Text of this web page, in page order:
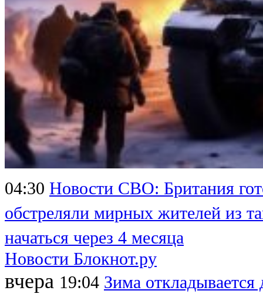
04:30 Новости СВО: Британия
обстреляли мирных жителей из
начаться через 4 месяца
Новости Блокнот.ру
вчера 19:04 Зима